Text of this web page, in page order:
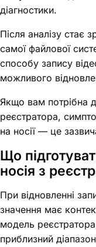
діагностики.
Після аналізу стає
самої файлової
способу запису
можливого
Якщо вам потрібна
реєстратора,
на носії — це
Що
носія з
При відновленні
значення має
модель
приблизний